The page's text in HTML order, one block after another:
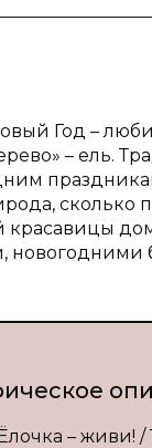
Год –
– ель.
сколько
красавицы
новогодними
– живи!